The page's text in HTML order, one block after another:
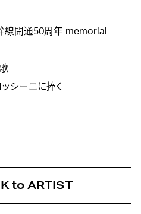
線開通50周年 memorial
シーニに捧く
to ARTIST